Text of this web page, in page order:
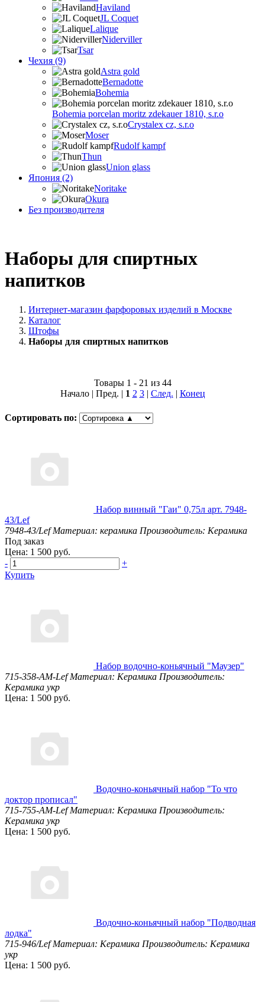
Haviland
JL Coquet
Lalique
Niderviller
Tsar
Чехия (9)
Astra gold
Bernadotte
Bohemia
Bohemia porcelan moritz zdekauer 1810, s.r.o
Crystalex cz, s.r.o
Moser
Rudolf kampf
Thun
Union glass
Япония (2)
Noritake
Okura
Без производителя
Наборы для спиртных
напитков
Интернет-магазин фарфоровых изделий в Москве
Каталог
Штофы
Наборы для спиртных напитков
Товары 1 - 21 из 44
Начало | Пред. | 1 2 3| След. | Конец
Сортировать по:
Набор винный "Гаи" 0,75л арт. 7948-
43/Lef
7948-43/Lef Материал: керамика Производитель: Керамика
Под заказ
Цена: 1 500 руб.
-
+
Купить
Набор водочно-коньячный "Маузер"
715-358-AM-Lef Материал: Керамика Производитель:
Керамика укр
Цена: 1 500 руб.
Водочно-коньячный набор "То что
доктор прописал"
715-755-AM-Lef Материал: Керамика Производитель:
Керамика укр
Цена: 1 500 руб.
Водочно-коньячный набор "Подводная
лодка"
715-946/Lef Материал: Керамика Производитель: Керамика
укр
Цена: 1 500 руб.